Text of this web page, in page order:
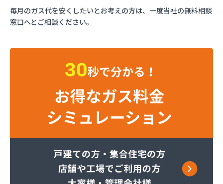
愛媛日商プロパン株式会社 松山営業所
旭物産株式会社
安高ガス商会
岡田燃料店
株式会社フモト商会
株式会社愛媛ガスセンター
株式会社柿原石油
毎月のガス代を安くしたいとお考えの方は、一度当社の無料相談
窓口へとご相談ください。